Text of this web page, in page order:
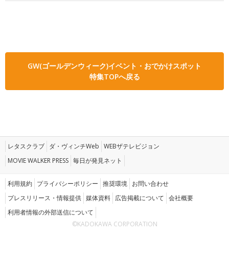
GW(ゴールデンウィーク)イベント・おでかけスポット
特集TOPへ戻る
レタスクラブ ダ・ヴィンチWeb WEBザテレビジョン
MOVIE WALKER PRESS 毎日が発見ネット
利用規約 プライバシーポリシー 推奨環境 お問い合わせ
プレスリリース・情報提供 媒体資料 広告掲載について 会社概要
利用者情報の外部送信について
©KADOKAWA CORPORATION